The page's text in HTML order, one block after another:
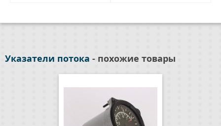
Указатели потока - похожие товары